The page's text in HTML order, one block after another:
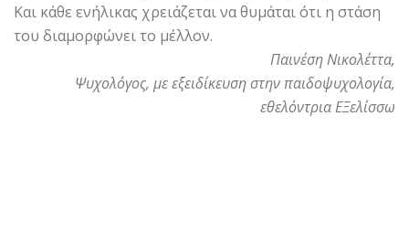
Και κάθε ενήλικας χρειάζεται να θυμάται ότι η στάση
του διαμορφώνει το μέλλον.
Παινέση Νικολέττα,
Ψυχολόγος, με εξειδίκευση στην παιδοψυχολογία,
εθελόντρια ΕΞελίσσω